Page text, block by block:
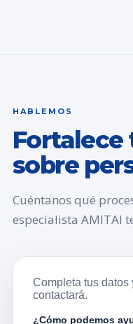
HABLEMOS
Fortalece
sobre
Cuéntanos qué
especialista AMITAI